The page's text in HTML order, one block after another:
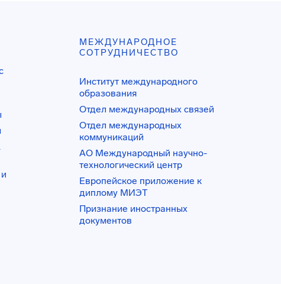
МЕЖДУНАРОДНОЕ
СОТРУДНИЧЕСТВО
Институт международного
образования
Отдел международных связей
Отдел международных
коммуникаций
АО Международный научно-
технологический центр
Европейское приложение к
диплому МИЭТ
Признание иностранных
документов